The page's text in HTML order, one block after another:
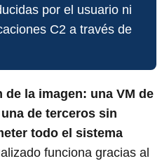
por el usuario ni
C2 a través de
la imagen: una VM de
de terceros sin
todo el sistema
funciona gracias al